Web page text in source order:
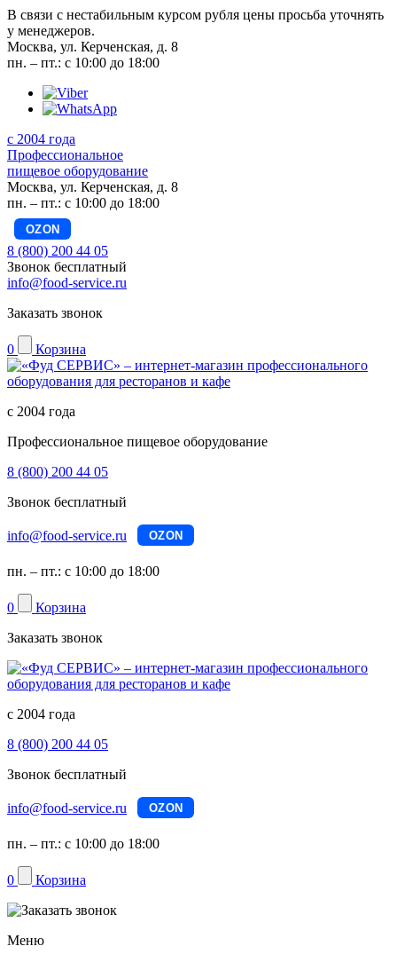
В связи с нестабильным курсом рубля цены просьба уточнять
у менеджеров.
Москва, ул. Керченская, д. 8
пн. – пт.: с 10:00 до 18:00
с 2004 года
Профессиональное
пищевое оборудование
Москва, ул. Керченская, д. 8
пн. – пт.: с 10:00 до 18:00
OZON
8 (800) 200 44 05
Звонок бесплатный
info@food-service.ru
Заказать звонок
0 Корзина
с 2004 года
Профессиональное пищевое оборудование
8 (800) 200 44 05
Звонок бесплатный
info@food-service.ru OZON
пн. – пт.: с 10:00 до 18:00
0
Корзина
Заказать звонок
с 2004 года
8 (800) 200 44 05
Звонок бесплатный
info@food-service.ru OZON
пн. – пт.: с 10:00 до 18:00
0 Корзина
Меню